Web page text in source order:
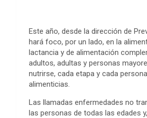
Este año, desde la dirección de
hará foco, por un lado, en la
lactancia y de alimentación
adultos, adultas y personas
nutrirse, cada etapa y cada
alimenticias.
Las llamadas enfermedades no
las personas de todas las edades